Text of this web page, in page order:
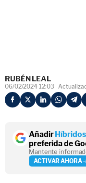
RUBÉN LEAL
06/02/2024 12:03
Añadir
preferida de
Mantente
ACTIVAR AHORA